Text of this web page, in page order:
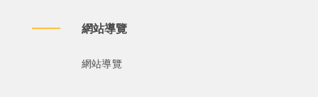
網站導覽
網站導覽